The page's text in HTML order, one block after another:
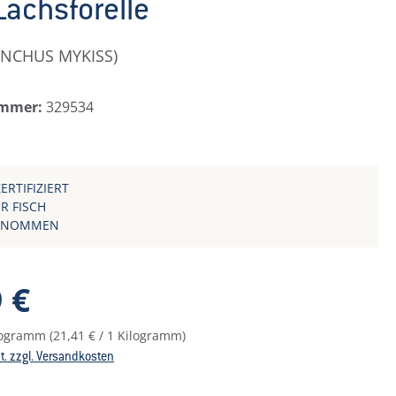
MYKISS)
329534
FISCH
€
(21,41 € / 1 Kilogramm)
zzgl. Versandkosten